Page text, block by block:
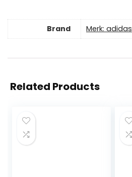
Brand Merk: adidas
Related Products